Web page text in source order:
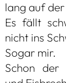
lang auf
Es fällt
nicht ins
Sogar mir.
Schon der